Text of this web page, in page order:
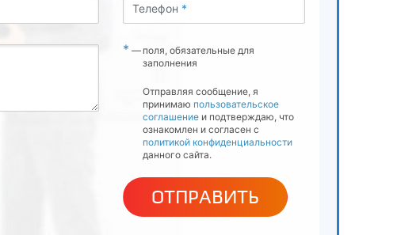
Телефон *
* — поля, обязательные для
заполнения
Отправляя сообщение, я
принимаю пользовательское
соглашение и подтверждаю, что
ознакомлен и согласен с
политикой конфиденциальности
данного сайта.
ОТПРАВИТЬ